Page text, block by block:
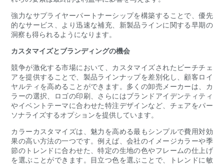
強力なサプライヤーパートナーシップを構築することで、優先
的なサービス、より迅速な補充、新製品ラインに関する早期の
洞察も得られるようになります。
カスタマイズとブランディングの機会
競争が激化する市場において、カスタマイズされたビーチチェ
アを提供することで、製品ラインナップを差別化し、顧客ロイ
ヤルティを高めることができます。多くの卸売メーカーは、カ
ラーの選択、ロゴの印刷、さらにはブランドアイデンティティ
やイベントテーマに合わせた特注デザインなど、チェアをパー
ソナライズするオプションを提供しています。
カラーカスタマイズは、魅力を高める最もシンプルで費用対効
果の高い方法の一つです。例えば、会社のイメージカラーや季
節のトレンドに合わせた、特定の生地の色やフレームの仕上げ
を選ぶことができます。目立つ色を選ぶことで、トレンドに敏